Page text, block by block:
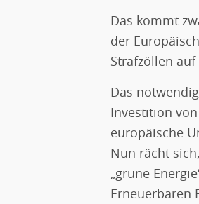
Das kommt
der
Strafzöllen
Das
Investition
europäische
Nun rächt
„grüne
Erneuerbaren